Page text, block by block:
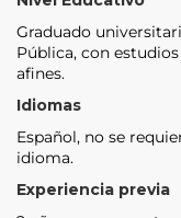
Graduado
Pública, con
afines.
Idiomas
Español, no se
idioma.
Experiencia previa